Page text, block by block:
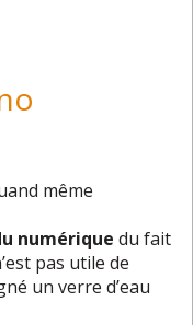
même
numérique du fait
pas utile de
un verre d’eau